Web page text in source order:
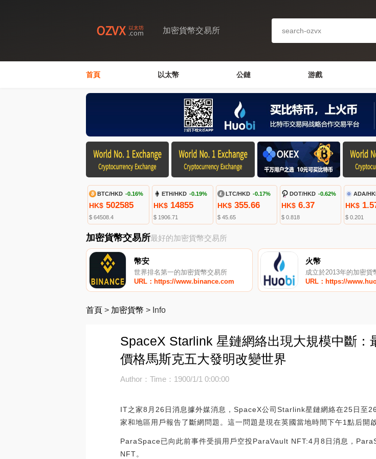
加密貨幣交易所
首頁 以太幣 公鏈 游戲
BTC/HKD -0.16%
HK$ 502585
$ 64508.4
ETH/HKD -0.19%
HK$14855
$ 1906.71
LTC/HKD -0.17%
HK$355.66
$ 45.65
DOT/HKD -0.62%
HK$6.37
$ 0.818
ADA/
HK$
$ 0.201
加密貨幣交易所最好的加密貨幣交易所
幣安
世界排名第一的加密貨幣交易所
URL：https://www.binance.com
火幣
成立於2013年的加密貨
URL：https://
首頁 > 加密貨幣 > Info
SpaceX Starlink 星鏈網絡出現大規模中斷
價格馬斯克五大發明改變世界
Author：Time：1900/1/1 0:00:00
IT之家8月26日消息據外媒消息，SpaceX公司Starlink星鏈網絡在25日至
家和地區用戶報告了斷網問題。這一問題是現在英國當地時間下午1點后開
ParaSpace已向此前事件受損用戶空投ParaVault NFT:4月8日消息，
NFT。